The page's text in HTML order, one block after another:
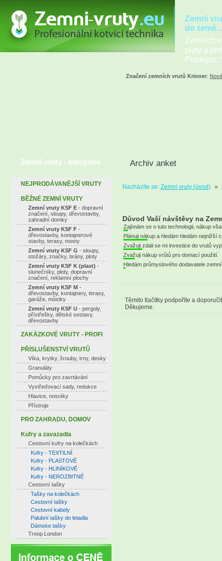
Zemní
do země...
Zemních
ploty a
Prodejce:
Značení zemních vrutů Krinner:
Archiv anket
Nacházíte se: Zemní vruty (úvod) »
Důvod Vaší návštěvy na
Zajímám se o tuto technologii, nákup
Plánuji nákup a hledám hledám nejnižší
Zvažuji zdali se mi investice do vrutů
Zvažuji nákup vrůtů pro domací použití.
Hledám průmyslového dodavatele
Těmito tlačítky podpoříte a
Děkujeme.
Zemní vruty - kategorie
NEJPRODÁVANĚJŠÍ VRUTY
BĚŽNÉ ZEMNÍ VRUTY
Zemní vruty KSF E - dopravní
značení, sloupy, dřevostavby,
zahradní domky
Zemní vruty KSF F -
dřevostavby, kontajnerové
stavby, terasy, mosty
Zemní vruty KSF G - sloupy,
stožáry, značky, brány, ploty
Zemní vruty KSF K (plast) -
slunečníky, ploty, dopravní
značení, reklamní plochy
Zemní vruty KSF M -
dřevostavby, kontajnery, terasy,
garáže, můstky
Zemní vruty KSF U - pergoly,
přístřešky, dětské sestavy,
dřevostavby
ZAKÁZKOVÉ VRUTY - PROFI
PŘÍSLUŠENSTVÍ VRUTŮ
Víka, krytky, šrouby, trny, desky
Granuláty
Pomůcky pro zavrtávání
Vystřeďovací sady, redukce
Hlavice, nosníky
Přístroje
PRO ZAHRADU, DOMOV
Kufry a zavazadla
Cestovní kufry na kolečkách
Kufry - TEXTILNÍ
Kufry - PLASTOVÉ
Kufry - HLINÍKOVÉ
Kufry - NEROZBITNÉ
Cestovní tašky
Tašky na kolečkách
Cestovní tašky
Cestovní kabely
Palubní tašky do letadla
Dámske tašky
Troop London